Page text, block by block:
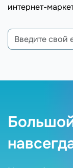
интернет-